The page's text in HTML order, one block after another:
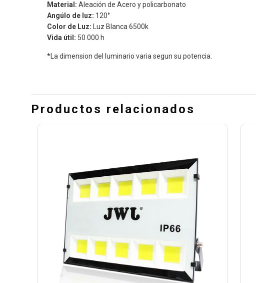
Material: Aleación de Acero y policarbonato
Angúlo de luz: 120°
Color de Luz: Luz Blanca 6500k
Vida útil: 50 000 h
*La dimension del luminario varia segun su potencia.
Productos relacionados